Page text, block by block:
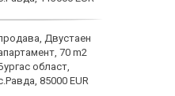
Двустаен
70 m2
област,
85000 EUR